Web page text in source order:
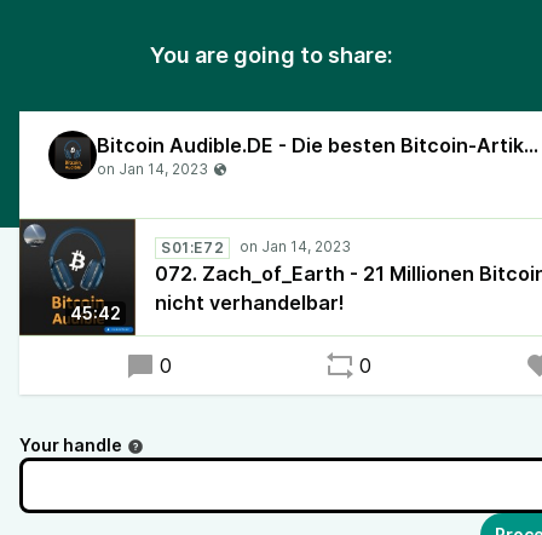
You are going to share:
Bitcoin Audible.DE - Die besten Bitcoin-Artikel, vorgelesen in deutscher Sprache!
45:42
S01:E72
072. Zach_of_Earth - 21 Millionen
nicht verhandelbar!
0 0
Your handle